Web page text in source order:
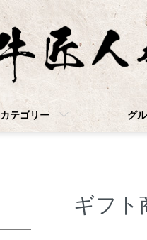
カテゴリー グ
ギフト